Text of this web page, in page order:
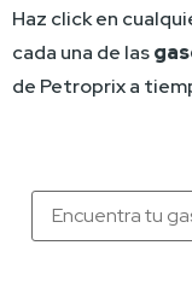
Haz click en
cada una de las
de Petroprix a